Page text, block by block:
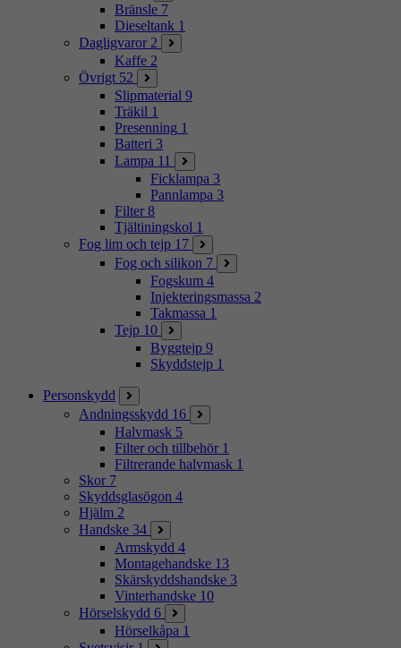
Bränsle 7
Dieseltank 1
Dagligvaror 2
Kaffe 2
Övrigt 52
Slipmaterial 9
Träkil 1
Presenning 1
Batteri 3
Lampa 11
Ficklampa 3
Pannlampa 3
Filter 8
Tjältiningskol 1
Fog lim och tejp 17
Fog och silikon 7
Fogskum 4
Injekteringsmassa 2
Takmassa 1
Tejp 10
Byggtejp 9
Skyddstejp 1
Personskydd
Andningsskydd 16
Halvmask 5
Filter och tillbehör 1
Filtrerande halvmask 1
Skor 7
Skyddsglasögon 4
Hjälm 2
Handske 34
Armskydd 4
Montagehandske 13
Skärskyddshandske 3
Vinterhandske 10
Hörselskydd 6
Hörselkåpa 1